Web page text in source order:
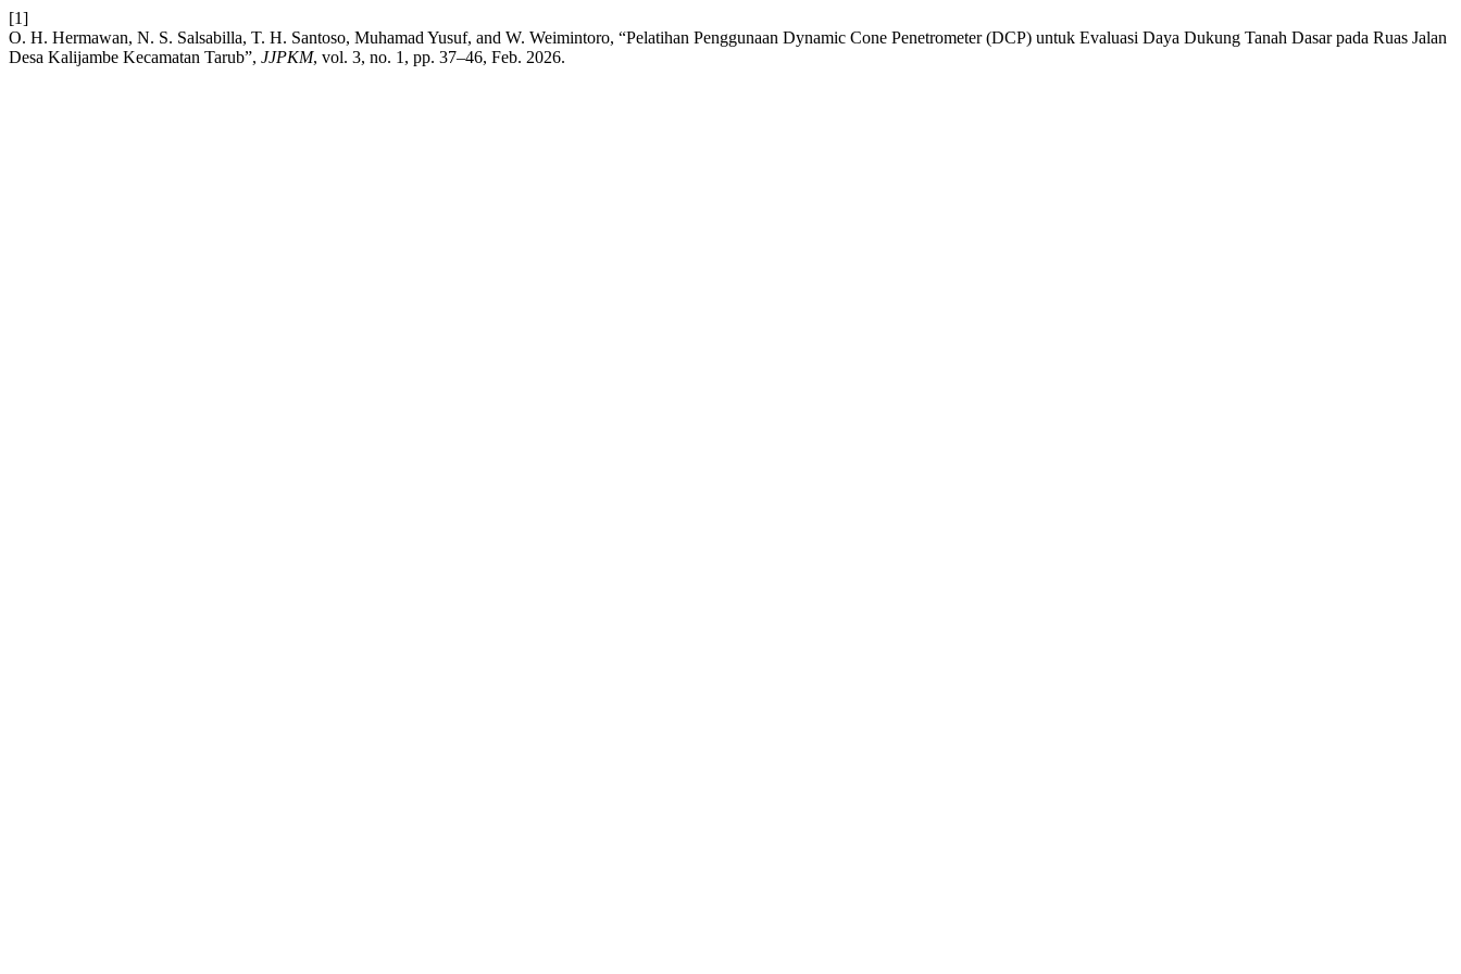
[1]
O. H. Hermawan, N. S. Salsabilla, T. H. Santoso, Muhamad Yusuf, and W. Weimintoro, “Pelatihan Penggunaan Dynamic Cone Penetrometer (DCP) untuk Evaluasi Daya Dukung Tanah Dasar pada Ruas Jalan
Desa Kalijambe Kecamatan Tarub”, JJPKM, vol. 3, no. 1, pp. 37–46, Feb. 2026.